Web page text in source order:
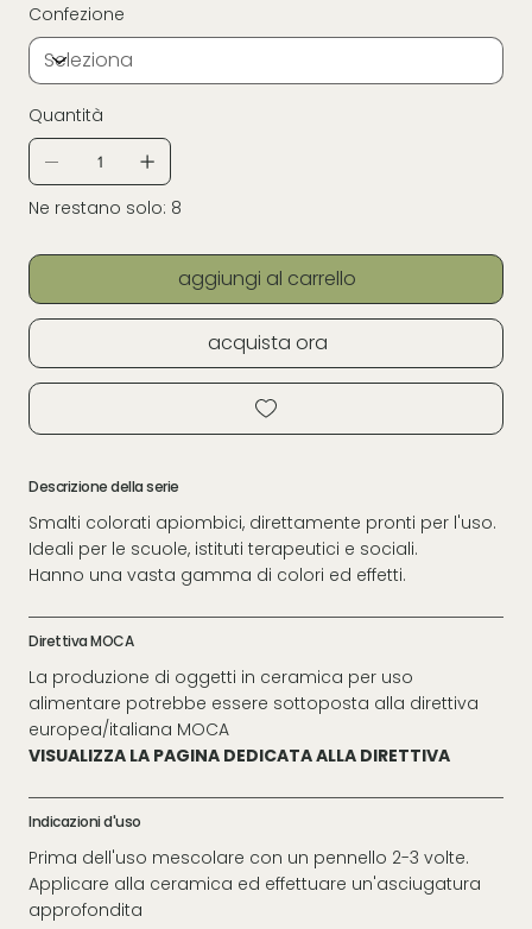
Confezione
Quantità
Ne restano solo: 8
aggiungi al carrello
acquista ora
Descrizione della serie
Smalti colorati apiombici, direttamente pronti per l'uso.
Ideali per le scuole, istituti terapeutici e sociali.
Hanno una vasta gamma di colori ed effetti.
Direttiva MOCA
La produzione di oggetti in ceramica per uso
alimentare potrebbe essere sottoposta alla direttiva
europea/italiana MOCA
VISUALIZZA LA PAGINA DEDICATA ALLA DIRETTIVA
Indicazioni d'uso
Prima dell'uso mescolare con un pennello 2-3 volte.
Applicare alla ceramica ed effettuare un'asciugatura
approfondita